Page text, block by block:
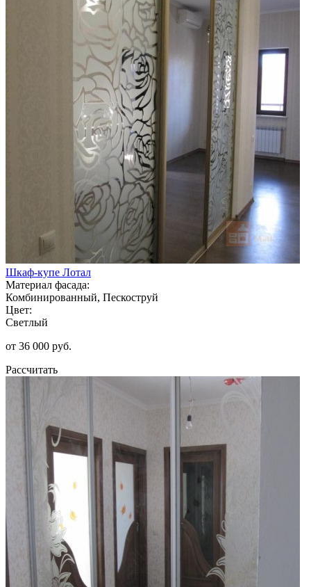
Шкаф-купе Лотал
Материал фасада:
Комбинированный, Пескоструй
Цвет:
Светлый
от 36 000 руб.
Рассчитать